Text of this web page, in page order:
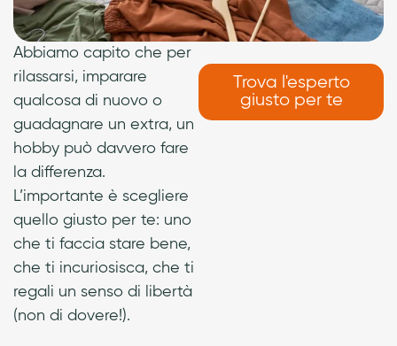
Abbiamo capito che per
rilassarsi, imparare
qualcosa di nuovo o
guadagnare un extra, un
hobby può davvero fare
la differenza.
L’importante è scegliere
quello giusto per te: uno
che ti faccia stare bene,
che ti incuriosisca, che ti
regali un senso di libertà
(non di dovere!).
Trova l'esperto
giusto per te